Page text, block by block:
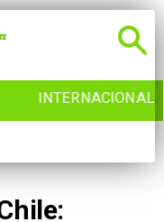
INTERNACIONAL